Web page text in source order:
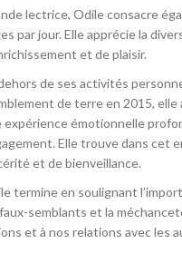
lectrice, Odile consacre
par jour. Elle apprécie la
et de plaisir.
de ses activités
de terre en 2015, elle
expérience émotionnelle
Elle trouve dans cet
et de bienveillance.
termine en soulignant
semblants et la
et à nos relations avec les